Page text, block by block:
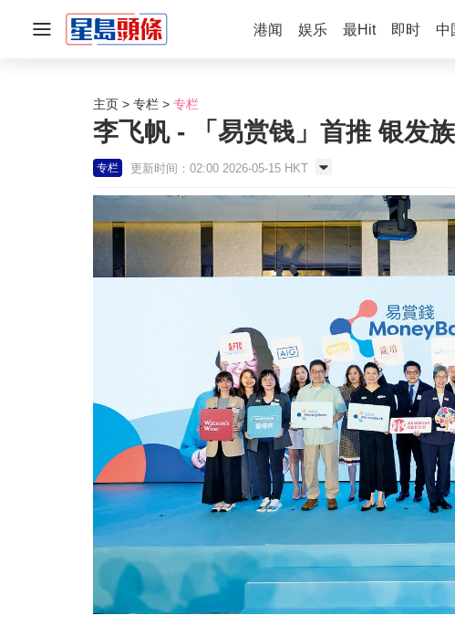
港闻 娱乐 最Hit 即时 中
主页 专栏 专栏
李飞帆 - 「易赏钱」首推 银发
专栏 更新时间：02:00 2026-05-15 HKT